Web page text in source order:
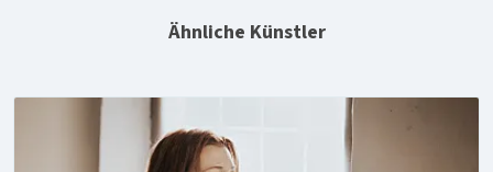
Ähnliche Künstler